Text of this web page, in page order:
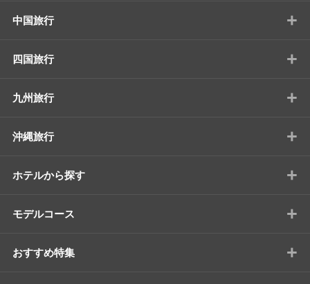
中国旅行 +
四国旅行 +
九州旅行 +
沖縄旅行 +
ホテルから探す +
モデルコース +
おすすめ特集
+